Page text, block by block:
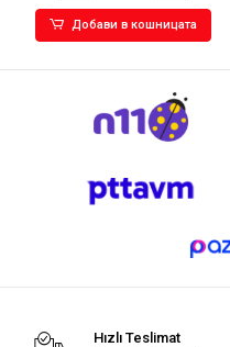
Добави в кошницата
Hızlı Teslimat